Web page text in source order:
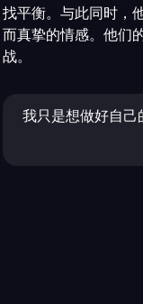
找平衡。与此同时，
而真挚的情感。他们
战。
我只是想做好自己